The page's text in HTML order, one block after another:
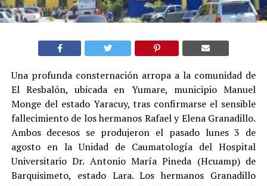
Una profunda consternación arropa a la comunidad de
El Resbalón, ubicada en Yumare, municipio Manuel
Monge del estado Yaracuy, tras confirmarse el sensible
fallecimiento de los hermanos Rafael y Elena Granadillo.
Ambos decesos se produjeron el pasado lunes 3 de
agosto en la Unidad de Caumatología del Hospital
Universitario Dr. Antonio María Pineda (Hcuamp) de
Barquisimeto, estado Lara. Los hermanos Granadillo